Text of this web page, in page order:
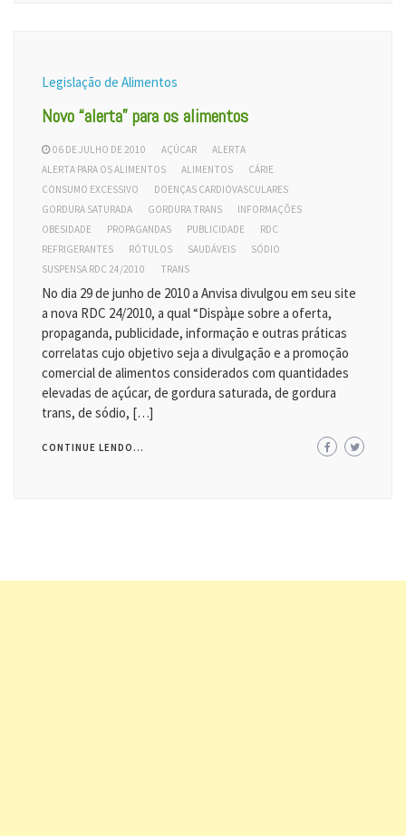
Legislação de Alimentos
Novo “alerta” para os alimentos
06 DE JULHO DE 2010 AÇÚCAR
ALERTA
ALERTA PARA OS ALIMENTOS
ALIMENTOS
CÁRIE
CONSUMO EXCESSIVO
DOENÇAS CARDIOVASCULARES
GORDURA SATURADA
GORDURA TRANS
INFORMAÇÕES
OBESIDADE
PROPAGANDAS PUBLICIDADE
RDC
REFRIGERANTES
RÓTULOS SAUDÁVEIS
SÓDIO
SUSPENSA RDC 24/2010
TRANS
No dia 29 de junho de 2010 a Anvisa divulgou em seu site
a nova RDC 24/2010, a qual “Dispàµe sobre a oferta,
propaganda, publicidade, informação e outras práticas
correlatas cujo objetivo seja a divulgação e a promoção
comercial de alimentos considerados com quantidades
elevadas de açúcar, de gordura saturada, de gordura
trans, de sódio, […]
CONTINUE LENDO...